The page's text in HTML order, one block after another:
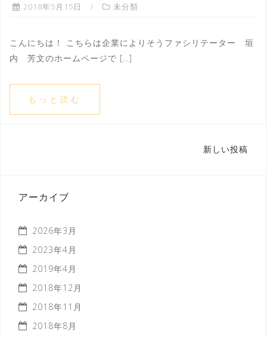
2018年5月15日 未分類
こんにちは！ こちらは企業によりそうファシリテーター 垣
内 芳文のホームページで […]
もっと読む
ナ
ゲ
ー
シ
ョ
ン
新しい投稿
アーカイブ
2026年3月
2023年4月
2019年4月
2018年12月
2018年11月
2018年8月